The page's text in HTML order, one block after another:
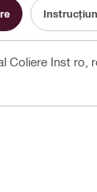
Coliere Inst ro